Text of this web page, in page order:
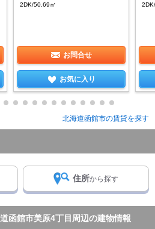
2DK/50.69㎡
お問合せ
お気に入り
北海道函館市の賃貸を探す
住所から探す
函館市美原4丁目周辺の建物情報